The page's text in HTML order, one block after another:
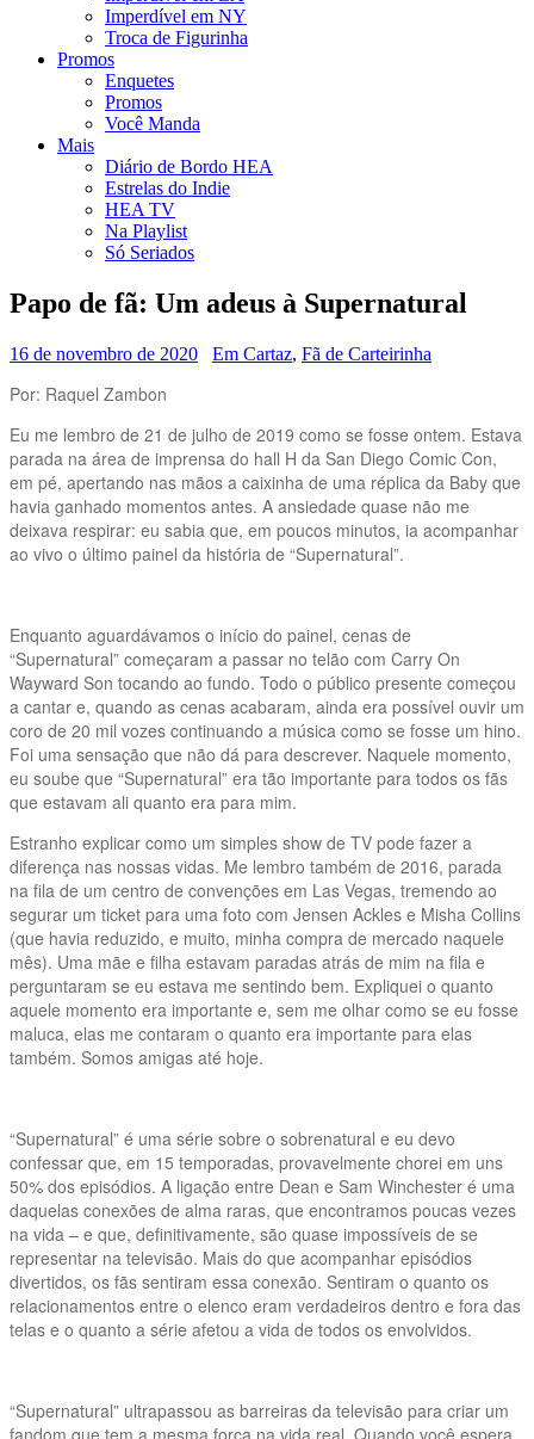
Imperdível em NY
Troca de Figurinha
Promos
Enquetes
Promos
Você Manda
Mais
Diário de Bordo HEA
Estrelas do Indie
HEA TV
Na Playlist
Só Seriados
Papo de fã: Um adeus à Supernatural
16 de novembro de 2020 Em Cartaz, Fã de Carteirinha
Por: Raquel Zambon
Eu me lembro de 21 de julho de 2019 como se fosse ontem. Estava
parada na área de imprensa do hall H da San Diego Comic Con,
em pé, apertando nas mãos a caixinha de uma réplica da Baby que
havia ganhado momentos antes. A ansiedade quase não me
deixava respirar: eu sabia que, em poucos minutos, ia acompanhar
ao vivo o último painel da história de “Supernatural”.
Enquanto aguardávamos o início do painel, cenas de
“Supernatural” começaram a passar no telão com Carry On
Wayward Son tocando ao fundo. Todo o público presente começou
a cantar e, quando as cenas acabaram, ainda era possível ouvir um
coro de 20 mil vozes continuando a música como se fosse um hino.
Foi uma sensação que não dá para descrever. Naquele momento,
eu soube que “Supernatural” era tão importante para todos os fãs
que estavam ali quanto era para mim.
Estranho explicar como um simples show de TV pode fazer a
diferença nas nossas vidas. Me lembro também de 2016, parada
na fila de um centro de convenções em Las Vegas, tremendo ao
segurar um ticket para uma foto com Jensen Ackles e Misha Collins
(que havia reduzido, e muito, minha compra de mercado naquele
mês). Uma mãe e filha estavam paradas atrás de mim na fila e
perguntaram se eu estava me sentindo bem. Expliquei o quanto
aquele momento era importante e, sem me olhar como se eu fosse
maluca, elas me contaram o quanto era importante para elas
também. Somos amigas até hoje.
“Supernatural” é uma série sobre o sobrenatural e eu devo
confessar que, em 15 temporadas, provavelmente chorei em uns
50% dos episódios. A ligação entre Dean e Sam Winchester é uma
daquelas conexões de alma raras, que encontramos poucas vezes
na vida – e que, definitivamente, são quase impossíveis de se
representar na televisão. Mais do que acompanhar episódios
divertidos, os fãs sentiram essa conexão. Sentiram o quanto os
relacionamentos entre o elenco eram verdadeiros dentro e fora das
telas e o quanto a série afetou a vida de todos os envolvidos.
“Supernatural” ultrapassou as barreiras da televisão para criar um
fandom que tem a mesma força na vida real. Quando você espera